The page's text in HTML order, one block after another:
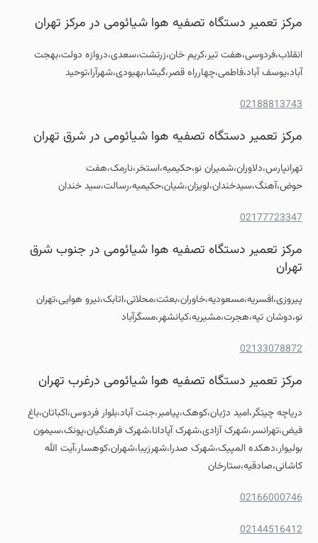
مرکز تعمیر دستگاه تصفیه هوا شیائومی در مرکز تهران
انقلاب،فردوسی،هفت تیر،کریم خان،زرتشت،سعدی،دروازه دولت،بهجت
آباد،یوسف آباد،فاطمی،چهارراه قصر،گیشا،بهبودی،شهرآرا،توحید
02188813743
مرکز تعمیر دستگاه تصفیه هوا شیائومی در شرق تهران
تهرانپارس،دلاوران،شمیران نو،حکیمیه،استخر،نارمک،هفت
حوض،آهنگ،سیدخندان،لویزان،شیان،حکیمیه،رسالت،سید خندان
02177723347
مرکز تعمیر دستگاه تصفیه هوا شیائومی در جنوب شرق
تهران
پیروزی،افسریه،مسعودیه،خاوران،بعثت،محلاتی،اتابک،نیرو هوایی،تهران
نو،دوشان تپه،هجرت،مشیریه،کیانشهر،مسگرآباد
02133078872
مرکز تعمیر دستگاه تصفیه هوا شیائومی درغرب تهران
دریاچه چیتگر،امید دژبان،کوهک،پیامبر،جنت آباد،بلوار فردوس،اکباتان،باغ
فیض،تهرانسر،شهرک آزادی،شهرک آپادانا،شهرک فرهنگیان،پونک،سیمون
بولیوار،دهکده المپیک،شهرک صدرا،شهرزیبا،شهران،کوهسار،آیت الله
کاشانی،صادقیه،ستارخان
02166000746
02144516412